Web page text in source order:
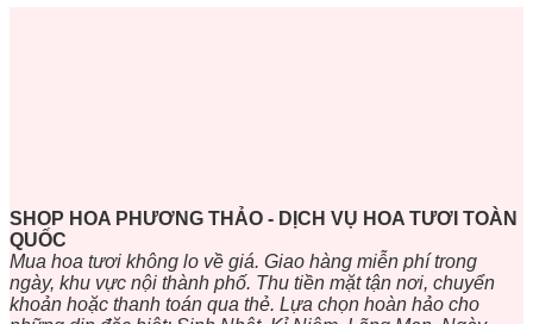
SHOP HOA PHƯƠNG THẢO - DỊCH VỤ HOA TƯƠI TOÀN
QUỐC
Mua hoa tươi không lo về giá. Giao hàng miễn phí trong
ngày, khu vực nội thành phố. Thu tiền mặt tận nơi, chuyển
khoản hoặc thanh toán qua thẻ. Lựa chọn hoàn hảo cho